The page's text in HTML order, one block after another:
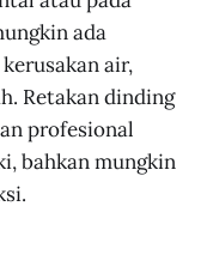
ada
air,
Retakan dinding
profesional
bahkan mungkin